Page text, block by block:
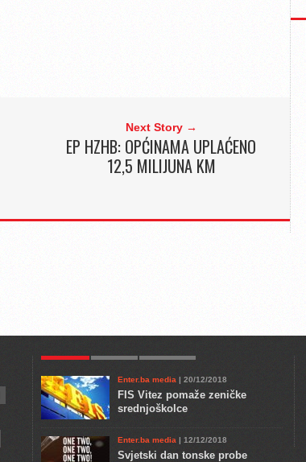
Next Story →
EP HZHB: OPĆINAMA UPLAĆENO
12,5 MILIJUNA KM
Enter.ba media | 20/12/2018
FIS Vitez pomaže zeničke
srednjoškolce
Enter.ba media | 12/12/2018
Svjetski dan tonske probe